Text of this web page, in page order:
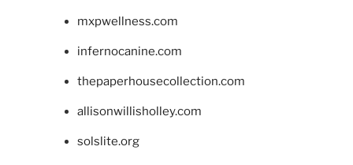
mxpwellness.com
infernocanine.com
thepaperhousecollection.com
allisonwillisholley.com
solslite.org